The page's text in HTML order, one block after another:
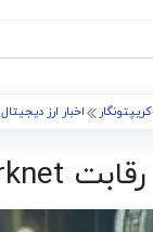
کریپتونگار اخبار ارز دیجیتال
رقابت Starknet و Arbitrum برای تسلط L2